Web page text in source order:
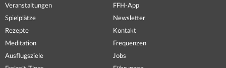
Veranstaltungen
Spielplätze
Rezepte
Meditation
Ausflugsziele
FFH-App
Newsletter
Kontakt
Frequenzen
Jobs